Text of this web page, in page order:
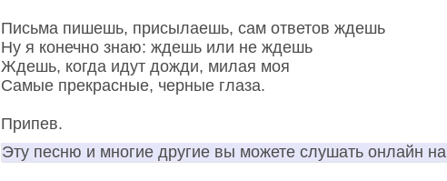
Письма пишешь, присылаешь, сам ответов ждешь
Ну я конечно знаю: ждешь или не ждешь
Ждешь, когда идут дожди, милая моя
Самые прекрасные, черные глаза.
Припев.
Эту песню и многие другие вы можете слушать онлайн на